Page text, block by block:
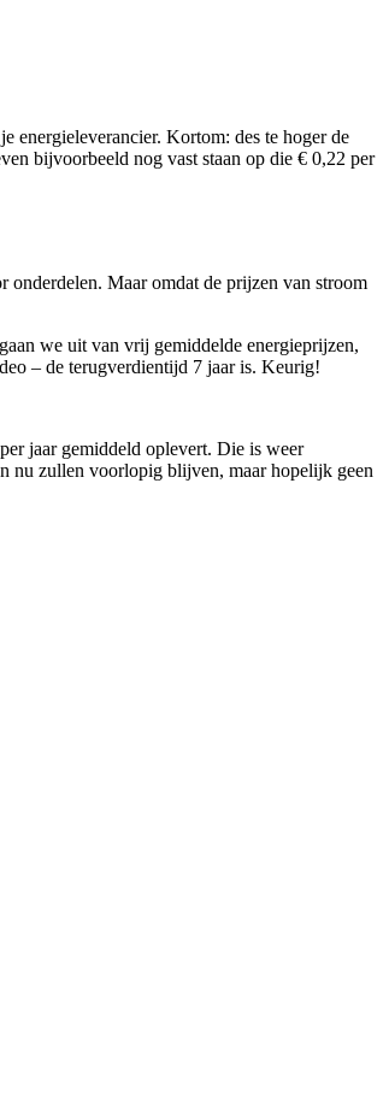
energieleverancier. Kortom: des te hoger de
bijvoorbeeld nog vast staan op die € 0,22 per
onderdelen. Maar omdat de prijzen van stroom
we uit van vrij gemiddelde energieprijzen,
– de terugverdientijd 7 jaar is. Keurig!
jaar gemiddeld oplevert. Die is weer
nu zullen voorlopig blijven, maar hopelijk geen